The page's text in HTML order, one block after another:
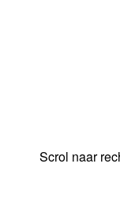
Scrol naar